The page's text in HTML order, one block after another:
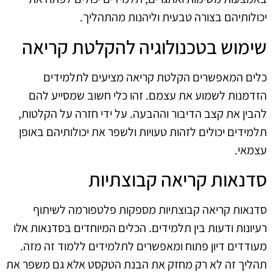
יכולותיהם בצורה טבעית וליהנות מהתהליך.
שימוש בטכנולוגיה להקלטת קריאה
כלים המאפשרים הקלטת קריאה מציעים לתלמידים
הזדמנות לשמוע את עצמם. זהו כלי חשוב שמסייע להם
להבין את קצב הדיבור וההבעה. על ידי חזרה על הקלטות,
תלמידים יכולים לזהות טעויות ולשפר את יכולותיהם באופן
עצמאי.
סדנאות קריאה קבוצתיות
סדנאות קריאה קבוצתיות מספקות פלטפורמה לשיתוף
רעיונות ודעות בין תלמידים. הכלים המיוחדים בסדנאות אלו
מעודדים דיון פתוח ומאפשרים לתלמידים ללמוד זה מזה.
תהליך זה לא רק מחזק את הבנת הטקסט אלא גם משפר את